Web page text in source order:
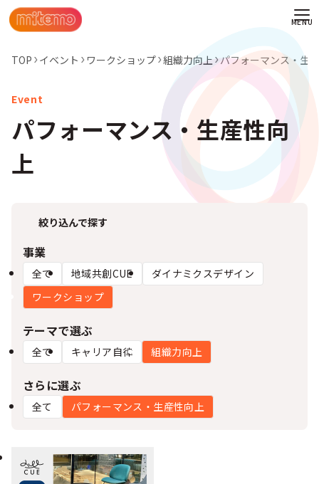
TOP イベント ワークショップ 組織力向上 パフォーマンス・生
パフォーマンス・生産性向
上
絞り込んで探す
事業
全て 地域共創CUE
ダイナミクスデザイン
ワークショップ
テーマで選ぶ
全て キャリア自律 組織力向上
さらに選ぶ
全て パフォーマンス・生産性向上